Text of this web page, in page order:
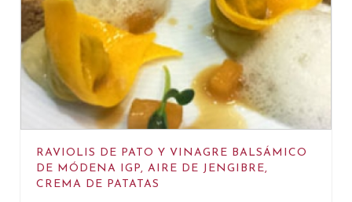
RAVIOLIS DE PATO Y VINAGRE BALSÁMICO
DE MÓDENA IGP, AIRE DE JENGIBRE,
CREMA DE PATATAS